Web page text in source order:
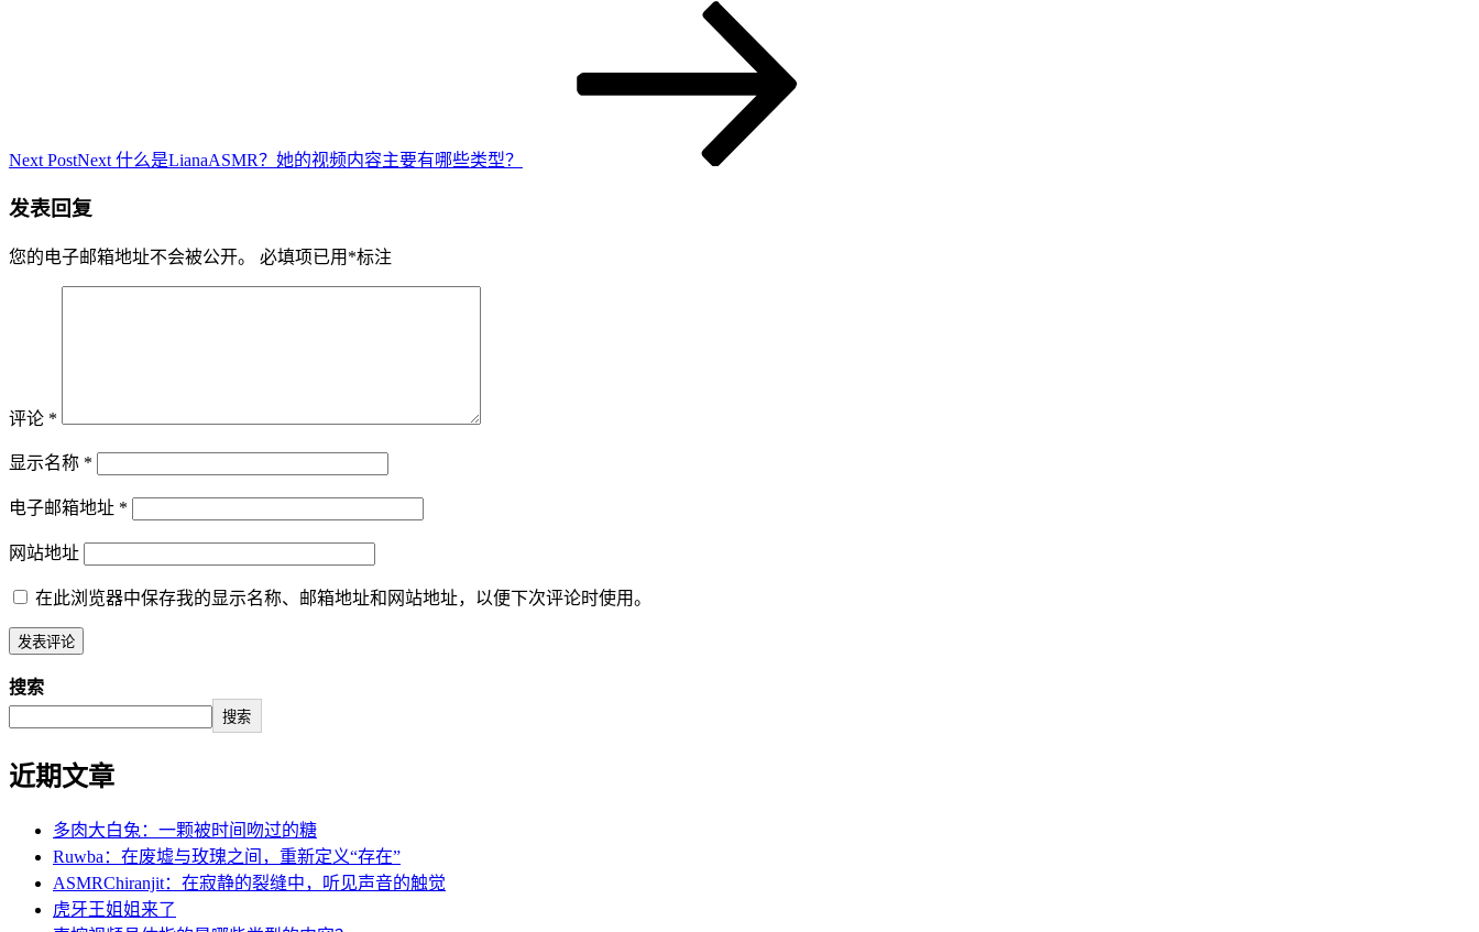
Next PostNext 什么是LianaASMR？她的视频内容主要有哪些类型？
发表回复
您的电子邮箱地址不会被公开。 必填项已用 *标注
评论 *
显示名称 *
电子邮箱地址 *
网站地址
在此浏览器中保存我的显示名称、邮箱地址和网站地址，以便下次评论时使用。
搜索
搜索
近期文章
多肉大白兔：一颗被时间吻过的糖
Ruwba：在废墟与玫瑰之间，重新定义“存在”
ASMRChiranjit：在寂静的裂缝中，听见声音的触觉
虎牙王姐姐来了